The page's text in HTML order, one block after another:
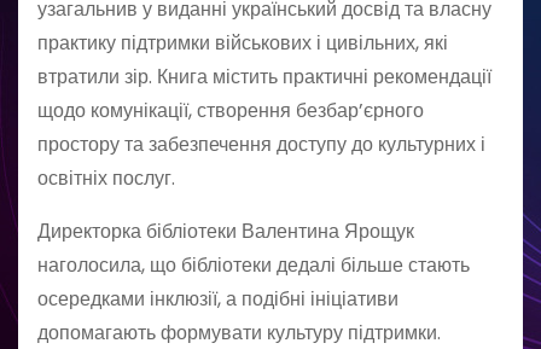
узагальнив у виданні український досвід та власну
практику підтримки військових і цивільних, які
втратили зір. Книга містить практичні рекомендації
щодо комунікації, створення безбар’єрного
простору та забезпечення доступу до культурних і
освітніх послуг.
Директорка бібліотеки Валентина Ярощук
наголосила, що бібліотеки дедалі більше стають
осередками інклюзії, а подібні ініціативи
допомагають формувати культуру підтримки.